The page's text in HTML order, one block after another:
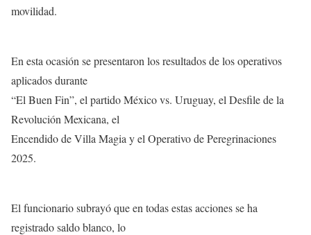
movilidad.
En esta ocasión se presentaron los resultados de los operativos
aplicados durante
“El Buen Fin”, el partido México vs. Uruguay, el Desfile de la
Revolución Mexicana, el
Encendido de Villa Magia y el Operativo de Peregrinaciones
2025.
El funcionario subrayó que en todas estas acciones se ha
registrado saldo blanco, lo